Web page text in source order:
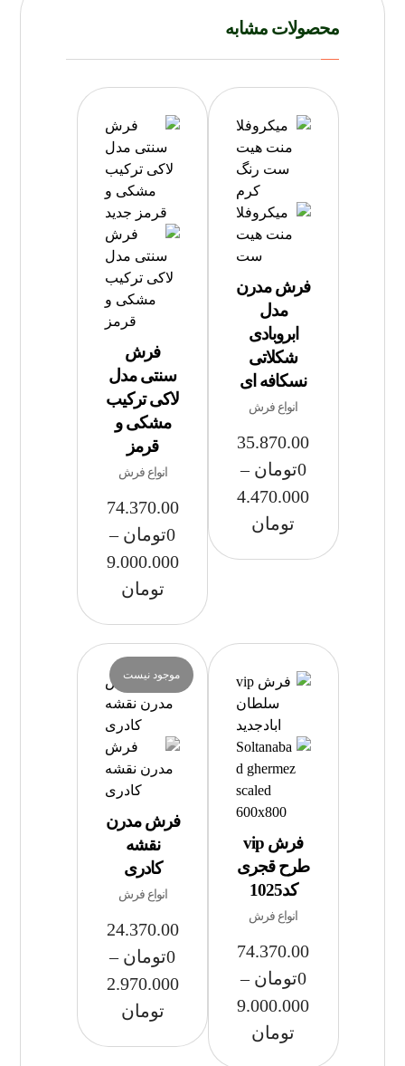
محصولات مشابه
فرش مدرن
مدل
ابروبادی
شکلاتی
نسکافه ای
انواع فرش
35.870.00
0تومان –
4.470.000
تومان
فرش
سنتی مدل
لاکی ترکیب
مشکی و
قرمز
انواع فرش
74.370.00
0تومان –
9.000.000
تومان
فرش vip
طرح قجری
کد1025
انواع فرش
74.370.00
0تومان –
9.000.000
تومان
فرش مدرن
نقشه
کادری
انواع فرش
24.370.00
0تومان –
2.970.000
تومان
موجود نیست